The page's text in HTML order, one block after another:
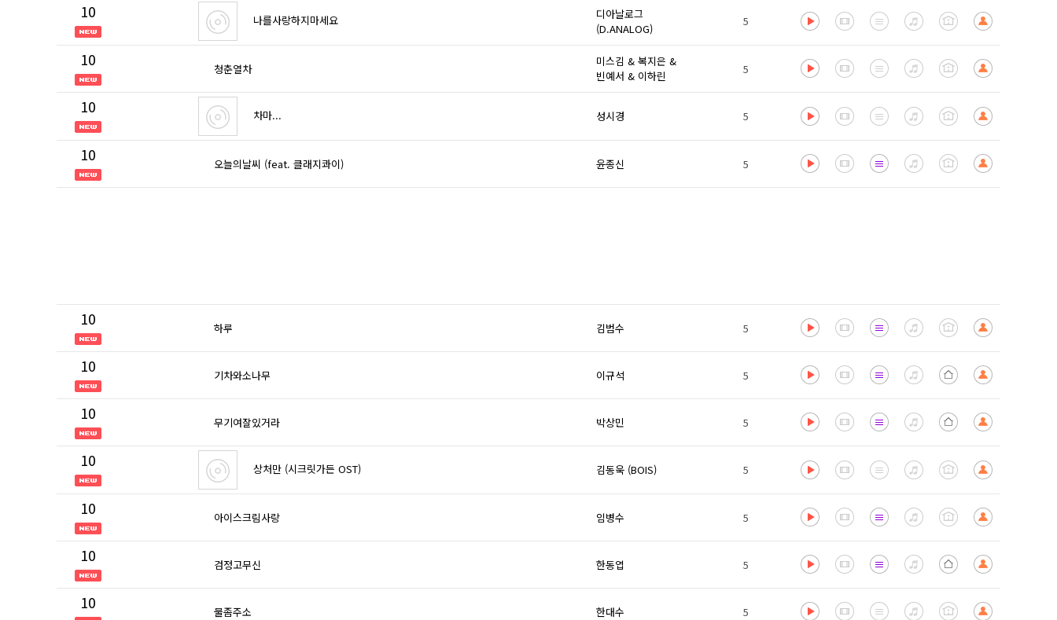
10 나를사랑하지마세요
디아날로그
(D.ANALOG)
5
10 청춘열차
미스김 & 복지은 &
빈예서 & 이하린
5
10 차마... 성시경 5
10 오늘의날씨 (feat. 클래지콰이) 윤종신 5
10 하루 김범수 5
10 기차와소나무 이규석 5
10 무기여잘있거라 박상민 5
10 상처만 (시크릿가든 OST) 김동욱 (BOIS) 5
10 아이스크림사랑 임병수 5
10 검정고무신 한동엽 5
10 물좀주소 한대수 5